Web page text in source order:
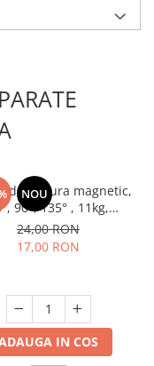
NOU
de sudura magnetic,
90°, 135° , 11kg,
Procraft WH11
24,00 RON
17,00 RON
IN COS